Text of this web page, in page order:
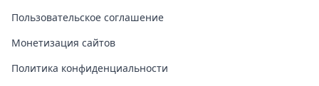
Пользовательское соглашение
Монетизация сайтов
Политика конфиденциальности